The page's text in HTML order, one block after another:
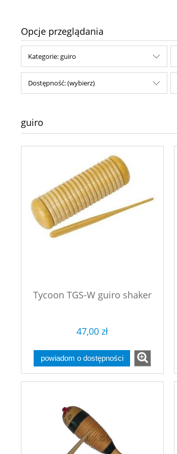
Opcje przeglądania
Kategorie: guiro
Dostępność: (wybierz)
guiro
Tycoon TGS-W guiro shaker
47,00 zł
powiadom o dostępności